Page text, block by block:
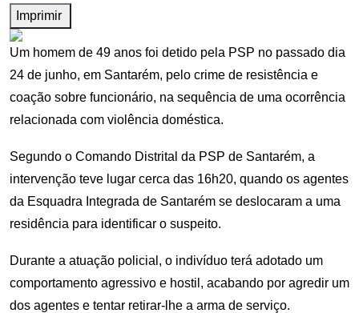
Imprimir
Um homem de 49 anos foi detido pela PSP no passado dia
24 de junho, em Santarém, pelo crime de resistência e
coação sobre funcionário, na sequência de uma ocorrência
relacionada com violência doméstica.
Segundo o Comando Distrital da PSP de Santarém, a
intervenção teve lugar cerca das 16h20, quando os agentes
da Esquadra Integrada de Santarém se deslocaram a uma
residência para identificar o suspeito.
Durante a atuação policial, o indivíduo terá adotado um
comportamento agressivo e hostil, acabando por agredir um
dos agentes e tentar retirar-lhe a arma de serviço.